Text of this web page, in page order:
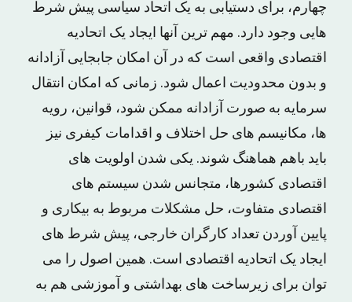
چهارم، برای دستیابی به یک اتحاد سیاسی پیش شرط
هایی وجود دارد. مهم ترین آنها ایجاد یک اتحادیه
اقتصادی واقعی است که در آن امکان جابجایی آزادانه
و بدون محدودیت اعمال شود. زمانی که امکان انتقال
سرمایه به صورت آزادانه ممکن شود، قوانین، رویه
ها، مکانیسم های حل اختلاف و اقدامات کیفری نیز
باید باهم هماهنگ شوند. یکی شدن اولویت های
اقتصادی کشورها، متجانس شدن سیستم های
اقتصادی متفاوت، حل مشکلات مربوط به بیکاری و
پایین آوردن تعداد کارگران خارجی، پیش شرط های
ایجاد یک اتحادیه اقتصادی است. همین اصول را می
توان برای زیرساخت های بهداشتی و آموزشی هم به